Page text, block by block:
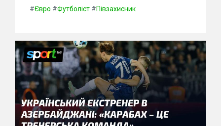
#Євро #Футболіст #Півзахисник